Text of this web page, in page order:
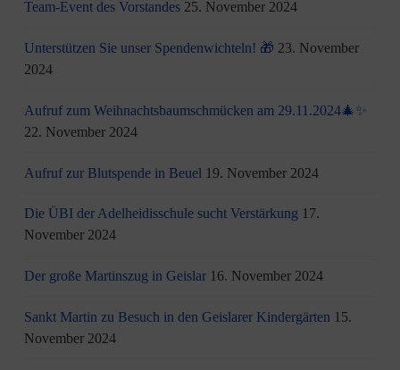
Team-Event des Vorstandes 25. November 2024
Unterstützen Sie unser Spendenwichteln! 🎁 23. November
2024
Aufruf zum Weihnachtsbaumschmücken am 29.11.2024🎄✨
22. November 2024
Aufruf zur Blutspende in Beuel 19. November 2024
Die ÜBI der Adelheidisschule sucht Verstärkung 17.
November 2024
Der große Martinszug in Geislar 16. November 2024
Sankt Martin zu Besuch in den Geislarer Kindergärten 15.
November 2024